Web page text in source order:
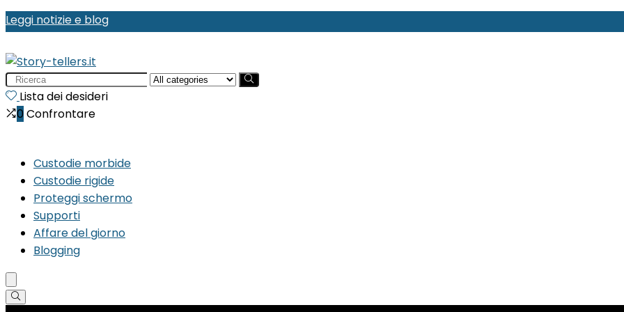
Leggi notizie e blog
Search
for:Lista dei desideri
0 Confrontare
Custodie morbide
Custodie rigide
Proteggi schermo
Supporti
Affare del giorno
Blogging